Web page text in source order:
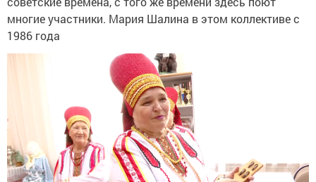
многие участники. Мария Шалина в этом коллективе с
1986 года